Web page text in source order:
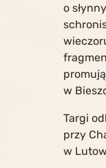
o
w
Targi
przy
w